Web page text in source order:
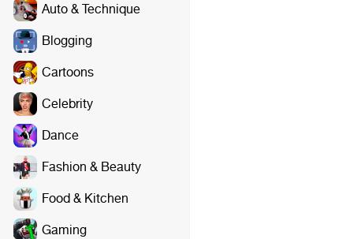
Auto & Technique
Blogging
Cartoons
Celebrity
Dance
Fashion & Beauty
Food & Kitchen
Gaming